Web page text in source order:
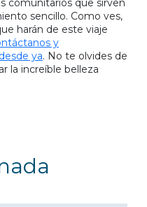
comunitarios que sirven
sencillo. Como ves,
harán de este viaje
y
ya. No te olvides de
la increíble belleza